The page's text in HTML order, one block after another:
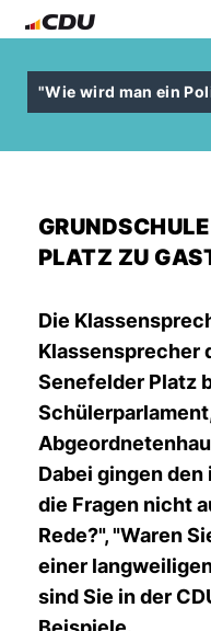
"Wie wird man ein
PLATZ ZU
Die
Klassensprecher
Senefelder Platz
Dabei gingen
die Fragen nicht
Rede?", "Waren
einer
sind Sie in der